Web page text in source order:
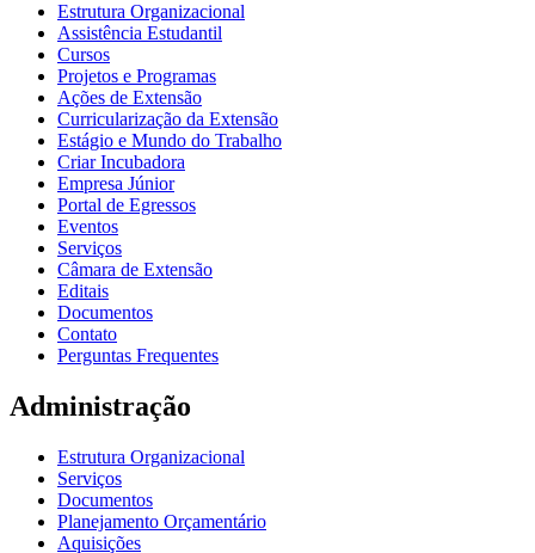
Estrutura Organizacional
Assistência Estudantil
Cursos
Projetos e Programas
Ações de Extensão
Curricularização da Extensão
Estágio e Mundo do Trabalho
Criar Incubadora
Empresa Júnior
Portal de Egressos
Eventos
Serviços
Câmara de Extensão
Editais
Documentos
Contato
Perguntas Frequentes
Administração
Estrutura Organizacional
Serviços
Documentos
Planejamento Orçamentário
Aquisições